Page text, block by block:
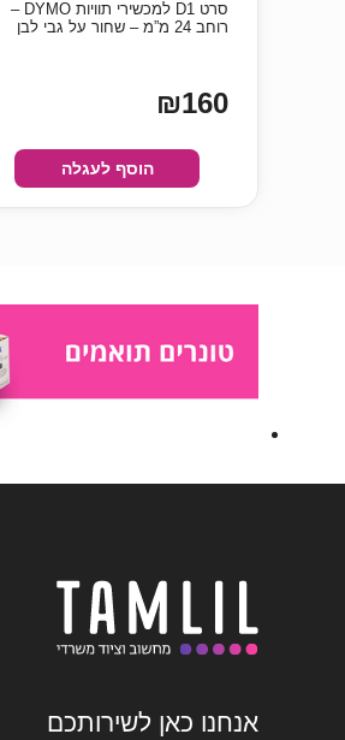
סרט D1 למכשירי תוויות DYMO –
רוחב 24 מ”מ – שחור על גבי לבן
₪160
הוסף לעגלה
אנחנו כאן לשירותכם